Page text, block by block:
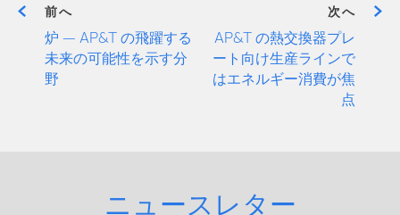
前へ
炉 — AP&T の飛躍する
未来の可能性を示す分
野
次へ
AP&T の熱交換器プレ
ート向け生産ラインで
はエネルギー消費が焦
点
ニュースレター